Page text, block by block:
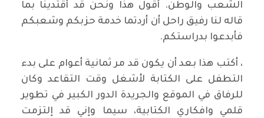
الشعب والوطن. أقول هذا ونحن قد أقتدينا بما
قاله لنا رفيق راحل أن أردتما خدمة حزبكم وشعبكم
فأبدعوا بدراستكم.
، أكتب هذا بعد أن يكون قد مر ثمانية أعوام على بدء
التطفل على الكتابة لأشغل وقت التقاعد وكان
للرفاق في الموقع والجريدة الدور الكبير في تطوير
قلمي وافكاري الكتابية، سيما وإني قد إلتزمت